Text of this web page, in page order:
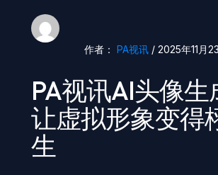
作者： PA视讯 / 2025年11月
PA视讯AI头像生
让虚拟形象变得
生